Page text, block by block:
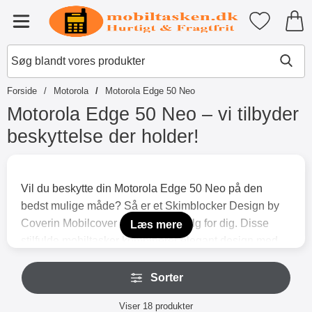
Menu Startside for Tibro BilligaMine
Forside Motorola Motorola Edge 50 Neo
Motorola Edge 50 Neo – vi tilbyder
beskyttelse der holder!
Læs mere
Vil du beskytte din Motorola Edge 50 Neo på den
bedst mulige måde? Så er et Skimblocker Design by
Coverin Mobilcover det perfekte valg for dig. Disse
stilfulde mobiltasker kombinerer elegant design med
ser godt ud, men også er beskyttet mod hverdagens
slitage. Coveret beskytter ikke kun din telefon mod
Sorter
Viser 18 produkter